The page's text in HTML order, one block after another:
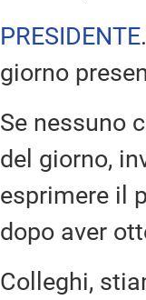
PRESIDENTE
giorno
Se nessuno
del giorno,
esprimere il
dopo aver
Colleghi,